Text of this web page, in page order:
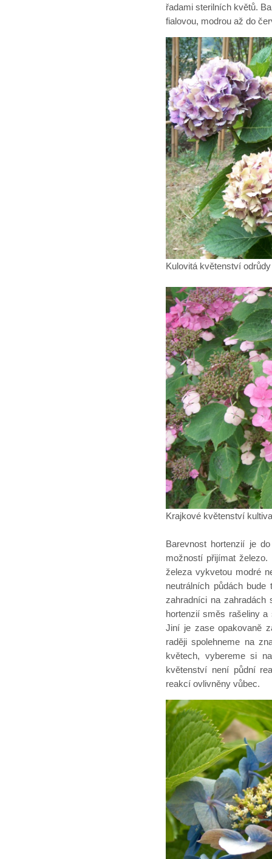
řadami sterilních květů.
fialovou, modrou až do
Kulovitá květenství
Krajkové květenství
Barevnost hortenzií je
možností přijímat
železa vykvetou modré
neutrálních půdách
zahradníci na zahradách
hortenzií směs rašeliny
Jiní je zase opakovaně
raději spolehneme na
květech, vybereme si
květenství není půdní
reakcí ovlivněny vůbec.